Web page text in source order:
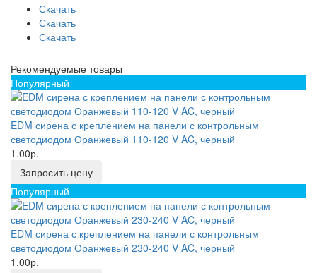
Скачать
Скачать
Скачать
Рекомендуемые товары
Популярный
EDM сирена с креплением на панели с контрольным
светодиодом Оранжевый 110-120 V AC, черный
1.00р.
Запросить цену
Популярный
EDM сирена с креплением на панели с контрольным
светодиодом Оранжевый 230-240 V AC, черный
1.00р.